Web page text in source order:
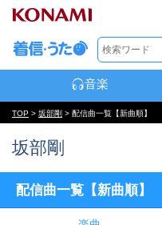
音楽
TOP > 坂部剛 > 配信曲一覧【新曲順】
坂部剛
配信曲一覧【新曲順】